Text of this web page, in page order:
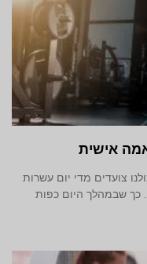
אישית
צועדים מדי יום עשרות
כך שבמהלך היום כפות